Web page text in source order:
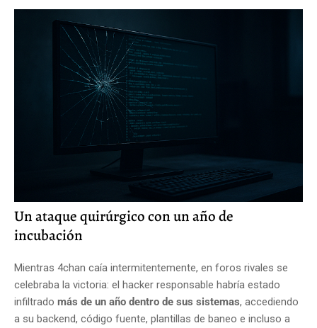
Un ataque quirúrgico con un año de
incubación
Mientras 4chan caía intermitentemente, en foros rivales se
celebraba la victoria: el hacker responsable habría estado
infiltrado más de un año dentro de sus sistemas, accediendo
a su backend, código fuente, plantillas de baneo e incluso a